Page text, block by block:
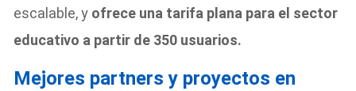
escalable, y ofrece una tarifa plana para el sector
educativo a partir de 350 usuarios.
Mejores partners y proyectos en